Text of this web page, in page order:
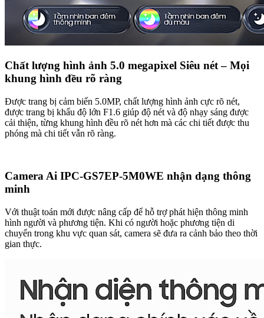
Chất lượng hình ảnh 5.0 megapixel Siêu nét – Mọi
khung hình đều rõ ràng
Được trang bị cảm biến 5.0MP, chất lượng hình ảnh cực rõ nét,
được trang bị khẩu độ lớn F1.6 giúp độ nét và độ nhạy sáng được
cải thiện, từng khung hình đều rõ nét hơn mà các chi tiết được thu
phóng mà chi tiết vẫn rõ ràng.
Camera Ai IPC-GS7EP-5M0WE nhận dạng thông
minh
Với thuật toán mới được nâng cấp để hỗ trợ phát hiện thông minh
hình người và phương tiện. Khi có người hoặc phương tiện di
chuyển trong khu vực quan sát, camera sẽ đưa ra cảnh bảo theo thời
gian thực.